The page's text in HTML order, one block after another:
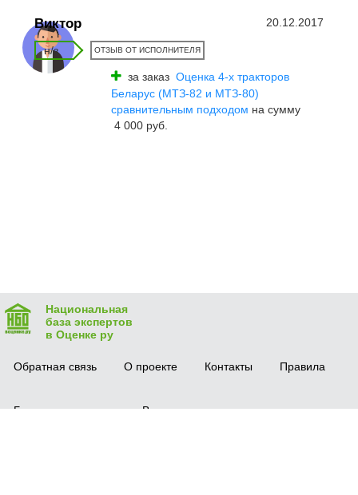
Виктор 20.12.2017
н/з ОТЗЫВ ОТ ИСПОЛНИТЕЛЯ
за заказ Оценка 4-х тракторов
Беларус (МТЗ-82 и МТЗ-80)
сравнительным подходом на сумму
4 000 руб.
Национальная
база экспертов
в Оценке ру
Обратная связь О проекте Контакты Правила
Безопасная сделка Вопрос-ответ